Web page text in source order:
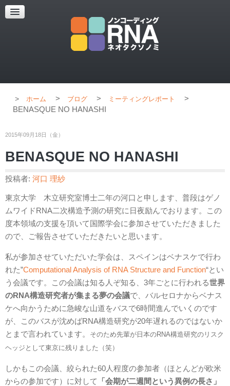
超解像顕微鏡
超解像顕微鏡の紹介
ホーム > ブログ > ミーティングレポート
>
BENASQUE NO HANASHI
2015年09月18日（金）
BENASQUE NO HANASHI
投稿者: 河口 理紗
東京大学 木立研究室博士二年の河口と申します、普段はゲノ
ムワイドRNA二次構造予測の研究に日夜励んでおります。この
度本領域の支援を頂いて国際学会に参加させていただきました
ので、ご報告させていただきたいと思います。
私が参加させていただいた学会は、スペインはベナスケで行わ
れた”Computational Analysis of RNA Structure and Function“とい
う会議です。この会議は知る人ぞ知る、3年ごとに行われる世界
のRNA構造研究者が集まる夢の会議で、バルセロナからベナス
ケへ向かうために急峻な山道をバスで6時間進んでいくのです
が、このバスが沈めばRNA構造研究が20年遅れるのではないか
とまで言われています。
そのため先輩が日本のRNA構造研究のリスク
ヘッジとして東京に残りました（笑）
しかもこの会議、絞られた60人程度の参加者（ほとんどが欧米
からの参加です）に対して
「会期が二週間という異例の長さ」